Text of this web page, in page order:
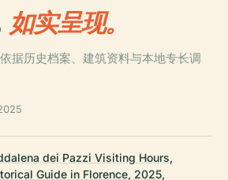
如实呈现。
据历史档案、建筑资料与本地专长调
dei Pazzi Visiting Hours,
Guide in Florence, 2025,